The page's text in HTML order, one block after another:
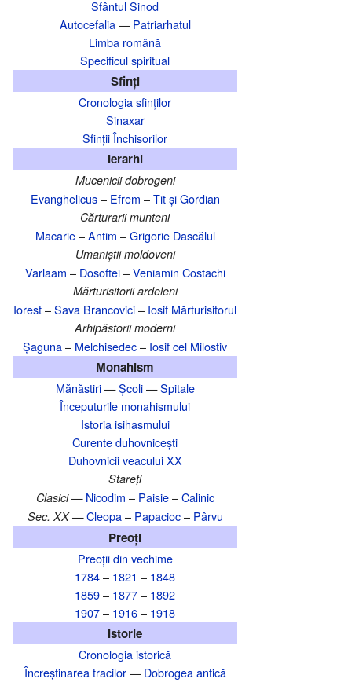
Sfântul Sinod
Autocefalia—Patriarhatul
Limba română
Specificul spiritual
Sfinți
Cronologia sfinților
Sinaxar
Sfinții Închisorilor
Ierarhi
Mucenicii dobrogeni
Evanghelicus– Efrem –Tit și Gordian
Cărturarii munteni
Macarie–Antim –Grigorie Dascălul
Umaniștii moldoveni
Varlaam – Dosoftei–Veniamin Costachi
Mărturisitorii ardeleni
Iorest–Sava Brancovici– Iosif Mărturisitorul
Arhipăstorii moderni
Șaguna– Melchisedec– Iosif cel Milostiv
Monahism
Mănăstiri—Școli—Spitale
Începuturile monahismului
Istoria isihasmului
Curente duhovnicești
Duhovnicii veacului XX
Stareți
Clasici — Nicodim – Paisie–Calinic
Sec. XX — Cleopa– Papacioc– Pârvu
Preoți
Preoții din vechime
1784– 1821 – 1848
1859– 1877– 1892
1907– 1916– 1918
Istorie
Cronologia istorică
Încreștinarea tracilor—Dobrogea antică